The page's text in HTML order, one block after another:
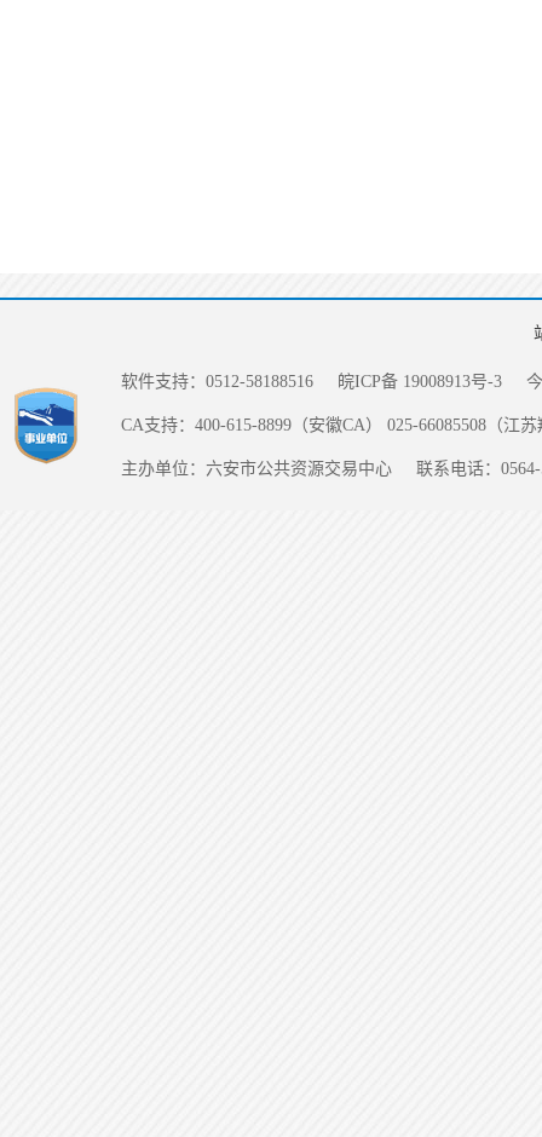
软件支持：0512-58188516 皖ICP备 19008913号-3
CA支持：400-615-8899（安徽CA） 025-66085508（江
主办单位：六安市公共资源交易中心 联系电话：0564-